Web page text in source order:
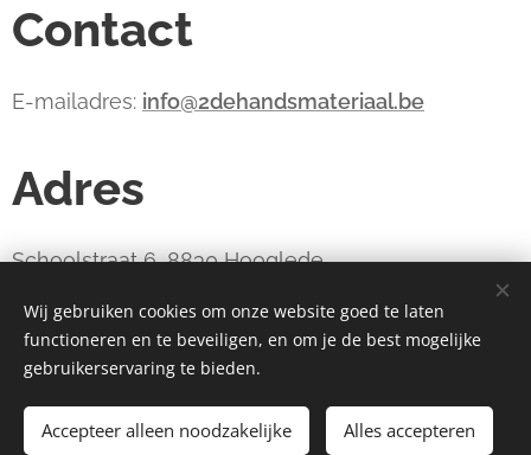
Toevoegen aan de winkelwagen
Contact
E-mailadres: info@2dehandsmateriaal.be
Adres
Schoolstraat 6, 8830 Hooglede
webdesign estart.be Cookies
Wij gebruiken cookies om onze website goed te laten
functioneren en te beveiligen, en om je de best mogelijke
gebruikerservaring te bieden.
Accepteer alleen noodzakelijke Alles accepteren